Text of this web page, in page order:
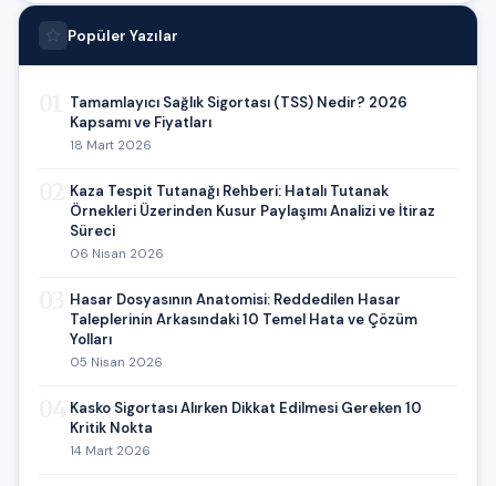
Popüler Yazılar
Tamamlayıcı Sağlık Sigortası (TSS) Nedir? 2026
Kapsamı ve Fiyatları
18 Mart 2026
Kaza Tespit Tutanağı Rehberi: Hatalı Tutanak
Örnekleri Üzerinden Kusur Paylaşımı Analizi ve İtiraz
Süreci
06 Nisan 2026
Hasar Dosyasının Anatomisi: Reddedilen Hasar
Taleplerinin Arkasındaki 10 Temel Hata ve Çözüm
Yolları
05 Nisan 2026
Kasko Sigortası Alırken Dikkat Edilmesi Gereken 10
Kritik Nokta
14 Mart 2026